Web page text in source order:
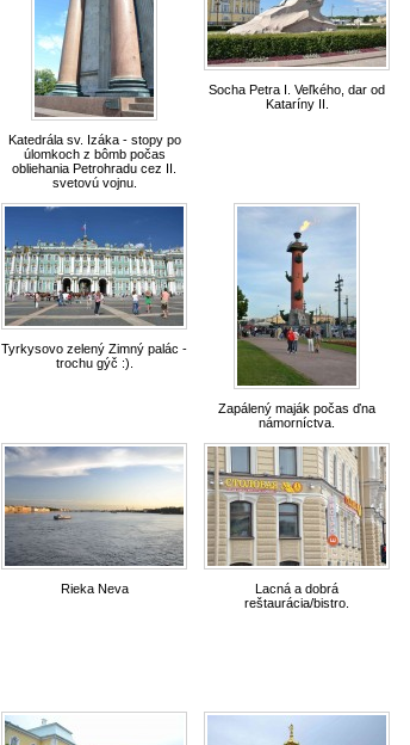
Katedrála sv. Izáka - stopy po
úlomkoch z bômb počas
obliehania Petrohradu cez II.
svetovú vojnu.
Socha Petra I. Veľkého, dar od
Kataríny II.
Tyrkysovo zelený Zimný palác -
trochu gýč :).
Zapálený maják počas ďna
námorníctva.
Rieka Neva
Lacná a dobrá
reštaurácia/bistro.